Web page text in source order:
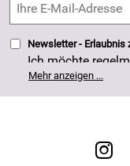
4,8/5*****
Newsletter - Erlaubnis
Ich möchte
erhalten. Meine E-Mail-Adresse wird nicht an andere
Unternehmen
Nutzung meiner
Mehr anzeigen ...